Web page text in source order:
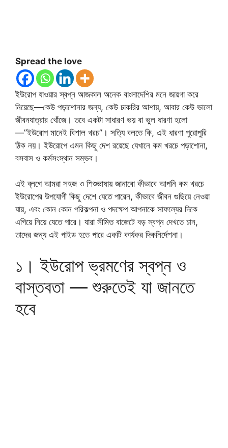
Spread the love
ইউরোপ যাওয়ার স্বপ্ন আজকাল অনেক বাংলাদেশির মনে জায়গা করে
নিয়েছে—কেউ পড়াশোনার জন্য, কেউ চাকরির আশায়, আবার কেউ ভালো
জীবনযাত্রার খোঁজে। তবে একটা সাধারণ ভয় বা ভুল ধারণা হলো
—”ইউরোপ মানেই বিশাল খরচ”। সত্যি বলতে কি, এই ধারণা পুরোপুরি
ঠিক নয়। ইউরোপে এমন কিছু দেশ রয়েছে যেখানে কম খরচে পড়াশোনা,
বসবাস ও কর্মসংস্থান সম্ভব।
এই ব্লগে আমরা সহজ ও শিশুভাষায় জানাবো কীভাবে আপনি কম খরচে
ইউরোপের উপযোগী কিছু দেশে যেতে পারেন, কীভাবে জীবন গুছিয়ে নেওয়া
যায়, এবং কোন কোন পরিকল্পনা ও পদক্ষেপ আপনাকে সাফল্যের দিকে
এগিয়ে নিয়ে যেতে পারে। যারা সীমিত বাজেটে বড় স্বপ্ন দেখতে চান,
তাদের জন্য এই গাইড হতে পারে একটি কার্যকর দিকনির্দেশনা।
১। ইউরোপ ভ্রমণের স্বপ্ন ও
বাস্তবতা — শুরুতেই যা জানতে
হবে